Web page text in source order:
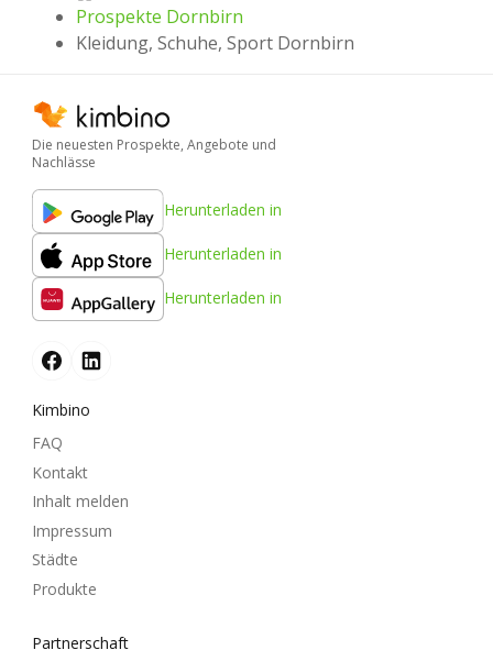
Prospekte Dornbirn
Kleidung, Schuhe, Sport Dornbirn
Die neuesten Prospekte, Angebote und
Nachlässe
Herunterladen in
Herunterladen in
Herunterladen in
Kimbino
FAQ
Kontakt
Inhalt melden
Impressum
Städte
Produkte
Partnerschaft